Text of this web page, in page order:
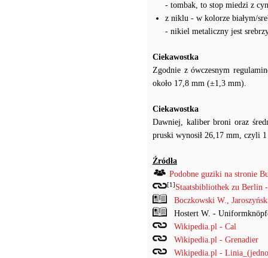
- tombak, to stop miedzi z
z niklu - w kolorze białym/
- nikiel metaliczny jest
Ciekawostka
Zgodnie z ówczesnym
około 17,8 mm (±1,3 mm).
Ciekawostka
Dawniej, kaliber broni oraz
pruski wynosił 26,17 mm, czyli
Źródła
Podobne guziki na stronie
[1] Staatsbibliothek zu Berlin
Boczkowski W.,
Hostert W. -
Wikipedia.pl - Cal
Wikipedia.pl - Grenadier
Wikipedia.pl -